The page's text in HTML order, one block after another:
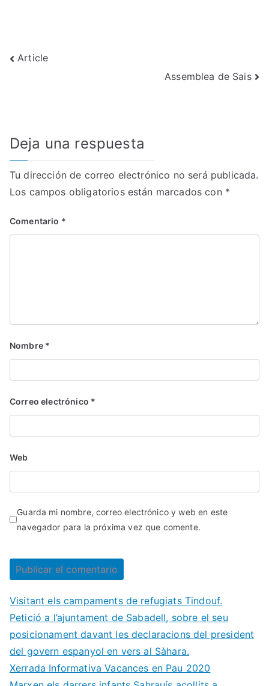
Navegación
Article
Assemblea de Sais
Deja una respuesta
Tu dirección de correo electrónico no será publicada.
Los campos obligatorios están marcados con *
Comentario *
Nombre *
Correo electrónico *
Web
Guarda mi nombre, correo electrónico y web en este
navegador para la próxima vez que comente.
Visitant els campaments de refugiats Tindouf.
Petició a l’ajuntament de Sabadell, sobre el seu
posicionament davant les declaracions del president
del govern espanyol en vers al Sàhara.
Xerrada Informativa Vacances en Pau 2020